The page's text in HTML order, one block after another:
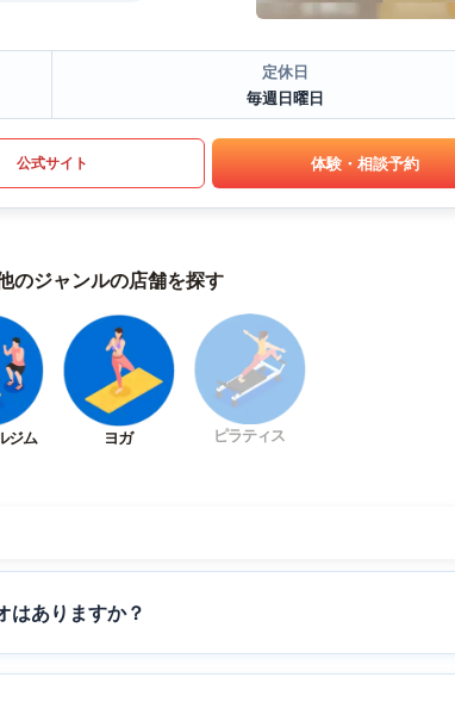
定休日
毎週日曜日
公式サイト 体験・相談予約
のジャンルの店舗を探す
ジム ヨガ ピラティス
はありますか？